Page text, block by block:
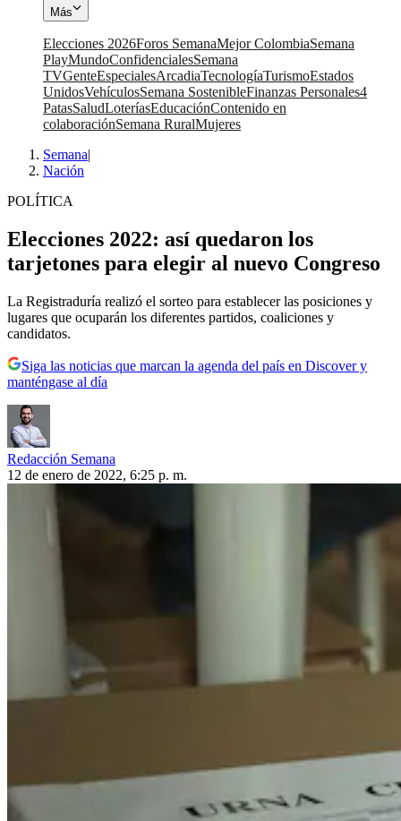
Más
Elecciones 2026Foros SemanaMejor ColombiaSemana
PlayMundoConfidencialesSemana
TVGenteEspecialesArcadiaTecnologíaTurismoEstados
UnidosVehículosSemana SostenibleFinanzas Personales4
PatasSaludLoteríasEducaciónContenido en
colaboraciónSemana RuralMujeres
Semana|
Nación
POLÍTICA
Elecciones 2022: así quedaron los
tarjetones para elegir al nuevo Congreso
La Registraduría realizó el sorteo para establecer las posiciones y
lugares que ocuparán los diferentes partidos, coaliciones y
candidatos.
Siga las noticias que marcan la agenda del país en Discover y
manténgase al día
Redacción Semana
12 de enero de 2022, 6:25 p. m.